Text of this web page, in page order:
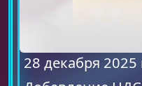
28 декабря 2025